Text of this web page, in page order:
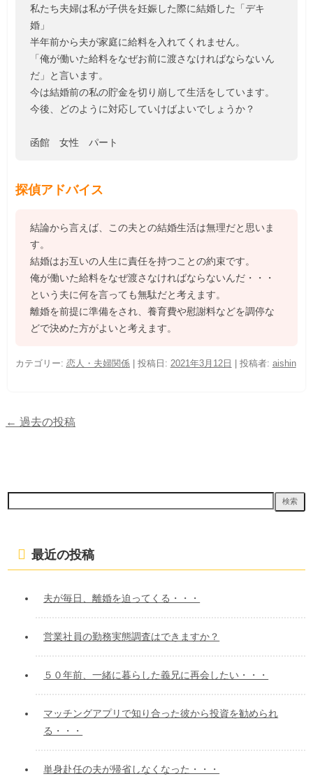
私たち夫婦は私が子供を妊娠した際に結婚した「デキ
婚」
半年前から夫が家庭に給料を入れてくれません。
「俺が働いた給料をなぜお前に渡さなければならないん
だ」と言います。
今は結婚前の私の貯金を切り崩して生活をしています。
今後、どのように対応していけばよいでしょうか？
函館 女性 パート
探偵アドバイス
結論から言えば、この夫との結婚生活は無理だと思いま
す。
結婚はお互いの人生に責任を持つことの約束です。
俺が働いた給料をなぜ渡さなければならないんだ・・・
という夫に何を言っても無駄だと考えます。
離婚を前提に準備をされ、養育費や慰謝料などを調停な
どで決めた方がよいと考えます。
カテゴリー: 恋人・夫婦関係 | 投稿日: 2021年3月12日 | 投稿者: aishin
← 過去の投稿
最近の投稿
夫が毎日、離婚を迫ってくる・・・
営業社員の勤務実態調査はできますか？
５０年前、一緒に暮らした義兄に再会したい・・・
マッチングアプリで知り合った彼から投資を勧められ
る・・・
単身赴任の夫が帰省しなくなった・・・